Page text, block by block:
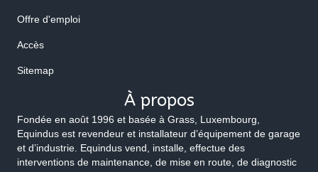
Offre d'emploi
Accès
Sitemap
À propos
Fondée en août 1996 et basée à Grass, Luxembourg,
Equindus est revendeur et installateur d’équipement de garage
et d’industrie. Equindus vend, installe, effectue des
interventions de maintenance, de mise en route, de diagnostic